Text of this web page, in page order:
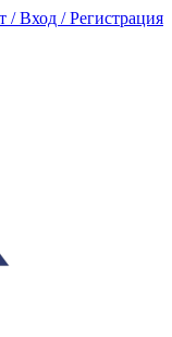
/ Вход / Регистрация